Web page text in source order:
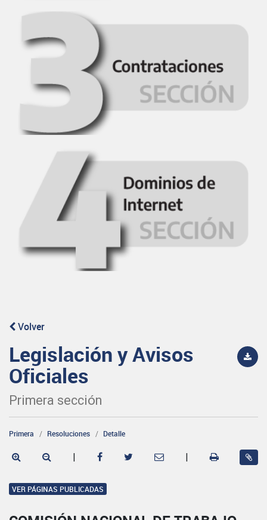
Volver
Legislación y Avisos
Oficiales
Primera sección
Primera Resoluciones Detalle
| |
VER PÁGINAS PUBLICADAS